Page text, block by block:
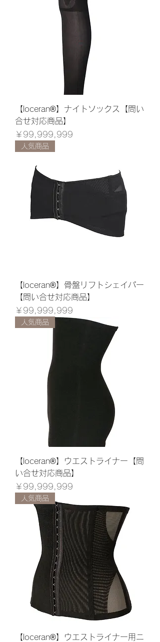
【loceran®】ナイトソックス【問い
合せ対応商品】
価格
￥99,999,999
人気商品
【loceran®】骨盤リフトシェイパー
【問い合せ対応商品】
価格
￥99,999,999
人気商品
【loceran®】ウエストライナー【問
い合せ対応商品】
価格
￥99,999,999
人気商品
【loceran®】ウエストライナー用ニ